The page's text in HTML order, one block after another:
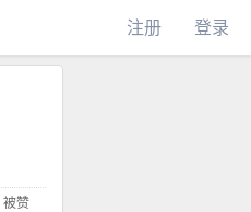
注册 登录
被赞